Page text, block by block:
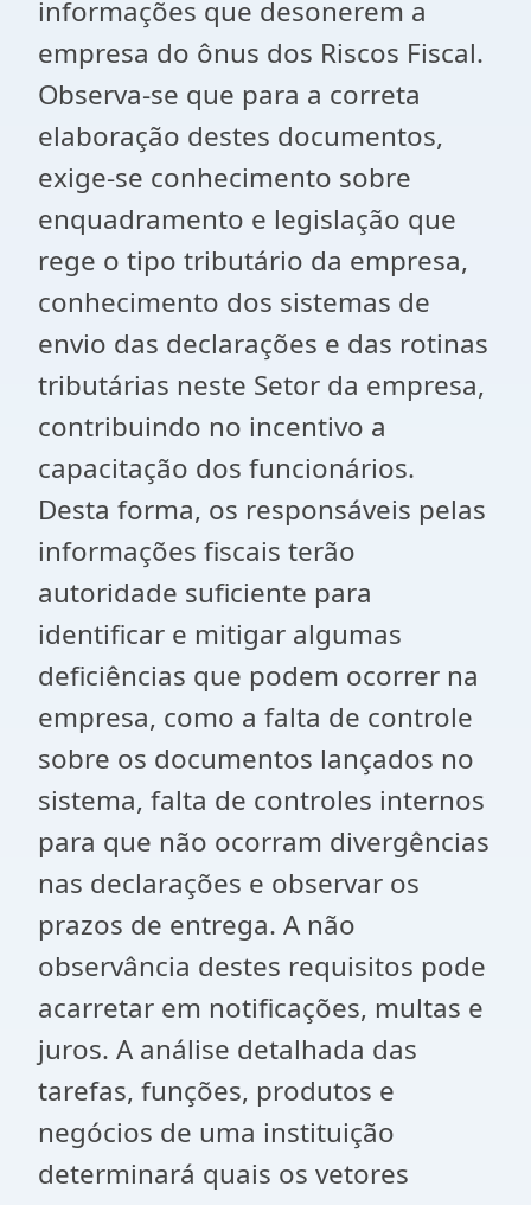
informações que desonerem a
empresa do ônus dos Riscos Fiscal.
Observa-se que para a correta
elaboração destes documentos,
exige-se conhecimento sobre
enquadramento e legislação que
rege o tipo tributário da empresa,
conhecimento dos sistemas de
envio das declarações e das rotinas
tributárias neste Setor da empresa,
contribuindo no incentivo a
capacitação dos funcionários.
Desta forma, os responsáveis pelas
informações fiscais terão
autoridade suficiente para
identificar e mitigar algumas
deficiências que podem ocorrer na
empresa, como a falta de controle
sobre os documentos lançados no
sistema, falta de controles internos
para que não ocorram divergências
nas declarações e observar os
prazos de entrega. A não
observância destes requisitos pode
acarretar em notificações, multas e
juros. A análise detalhada das
tarefas, funções, produtos e
negócios de uma instituição
determinará quais os vetores